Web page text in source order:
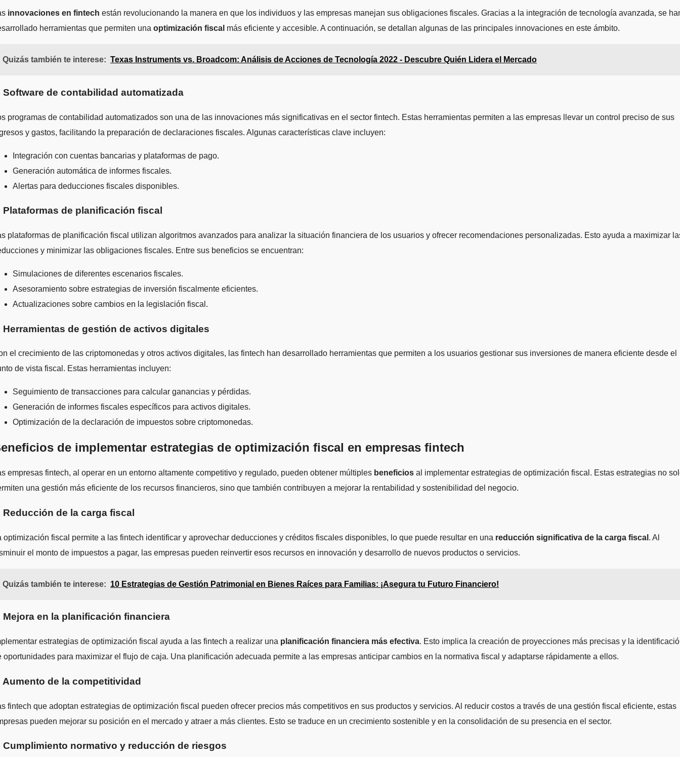
innovaciones en fintech están revolucionando la manera en que los individuos y las empresas manejan sus obligaciones fiscales. Gracias a la integración de tecnología avanzada, se
herramientas que permiten una optimización fiscal más eficiente y accesible. A continuación, se detallan algunas de las principales innovaciones en este ámbito.
Quizás también te interese: Texas Instruments vs. Broadcom: Análisis de Acciones de Tecnología 2022 - Descubre Quién Lidera el Mercado
Software de contabilidad automatizada
programas de contabilidad automatizados son una de las innovaciones más significativas en el sector fintech. Estas herramientas permiten a las empresas llevar un control preciso de sus
y gastos, facilitando la preparación de declaraciones fiscales. Algunas características clave incluyen:
Integración con cuentas bancarias y plataformas de pago.
Generación automática de informes fiscales.
Alertas para deducciones fiscales disponibles.
Plataformas de planificación fiscal
plataformas de planificación fiscal utilizan algoritmos avanzados para analizar la situación financiera de los usuarios y ofrecer recomendaciones personalizadas. Esto ayuda a maximizar
y minimizar las obligaciones fiscales. Entre sus beneficios se encuentran:
Simulaciones de diferentes escenarios fiscales.
Asesoramiento sobre estrategias de inversión fiscalmente eficientes.
Actualizaciones sobre cambios en la legislación fiscal.
Herramientas de gestión de activos digitales
el crecimiento de las criptomonedas y otros activos digitales, las fintech han desarrollado herramientas que permiten a los usuarios gestionar sus inversiones de manera eficiente desde el
de vista fiscal. Estas herramientas incluyen:
Seguimiento de transacciones para calcular ganancias y pérdidas.
Generación de informes fiscales específicos para activos digitales.
Optimización de la declaración de impuestos sobre criptomonedas.
de implementar estrategias de optimización fiscal en empresas fintech
empresas fintech, al operar en un entorno altamente competitivo y regulado, pueden obtener múltiples beneficios al implementar estrategias de optimización fiscal. Estas estrategias no
una gestión más eficiente de los recursos financieros, sino que también contribuyen a mejorar la rentabilidad y sostenibilidad del negocio.
Reducción de la carga fiscal
optimización fiscal permite a las fintech identificar y aprovechar deducciones y créditos fiscales disponibles, lo que puede resultar en una reducción significativa de la carga fiscal . Al
el monto de impuestos a pagar, las empresas pueden reinvertir esos recursos en innovación y desarrollo de nuevos productos o servicios.
Quizás también te interese: 10 Estrategias de Gestión Patrimonial en Bienes Raíces para Familias: ¡Asegura tu Futuro Financiero!
Mejora en la planificación financiera
estrategias de optimización fiscal ayuda a las fintech a realizar una planificación financiera más efectiva. Esto implica la creación de proyecciones más precisas y la
oportunidades para maximizar el flujo de caja. Una planificación adecuada permite a las empresas anticipar cambios en la normativa fiscal y adaptarse rápidamente a ellos.
Aumento de la competitividad
fintech que adoptan estrategias de optimización fiscal pueden ofrecer precios más competitivos en sus productos y servicios. Al reducir costos a través de una gestión fiscal eficiente, estas
pueden mejorar su posición en el mercado y atraer a más clientes. Esto se traduce en un crecimiento sostenible y en la consolidación de su presencia en el sector.
Cumplimiento normativo y reducción de riesgos